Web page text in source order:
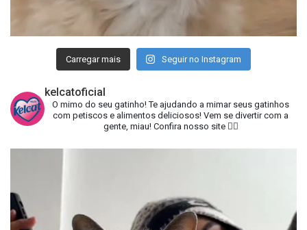
Carregar mais Seguir no Instagram
kelcatoficial
O mimo do seu gatinho!Te ajudando a mimar seus gatinhos
com petiscos e alimentos deliciosos! Vem se divertir com a
gente, miau!Confira nosso site 👇🏻